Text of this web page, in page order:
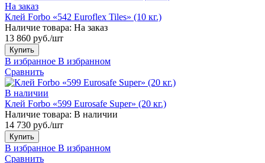
На заказ
Клей Forbo «542 Euroflex Tiles» (10 кг.)
Наличие товара: На заказ
13 860 руб./шт
Купить
В избранное В избранном
Сравнить
В наличии
Клей Forbo «599 Eurosafe Super» (20 кг.)
Наличие товара: В наличии
14 730 руб./шт
Купить
В избранное В избранном
Сравнить